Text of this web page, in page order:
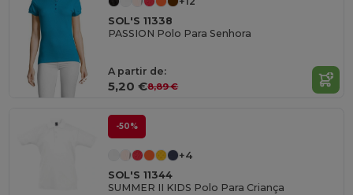
SOL'S 11338
PASSION Polo Para Senhora
A partir de:
5,20 €8,89 €
-50%
+4
SOL'S 11344
SUMMER II KIDS Polo Para Criança